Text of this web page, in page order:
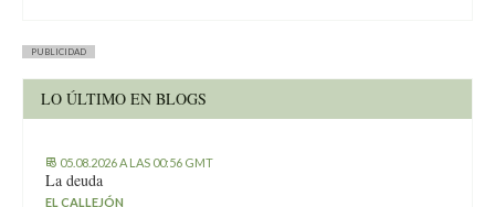
PUBLICIDAD
LO ÚLTIMO EN BLOGS
05.08.2026 A LAS 00:56 GMT
La deuda
EL CALLEJÓN